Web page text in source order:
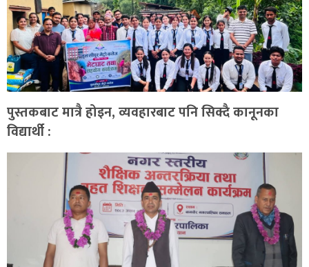
पुस्तकबाट मात्रै होइन, व्यवहारबाट पनि सिक्दै कानूनका
विद्यार्थी :